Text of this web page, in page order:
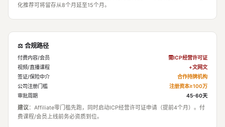
化推荐可将留存从8个月延至15个月。
⚖️ 合规路径
付费内容/会员
需ICP经营许可证
视频/直播课程
+文网文
签证/保险中介
合作持牌机构
公司注册门槛
注册资本≥100万
审批周期
45-60天
建议：Affiliate零门槛先跑，同时启动ICP经营许可证申请（提前4个月）。付
费课程/会员上线前务必资质到位。